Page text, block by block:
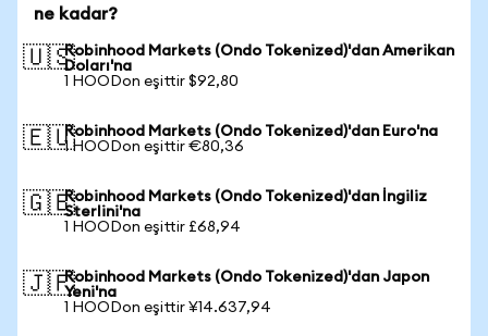
ne kadar?
🇺🇸Robinhood Markets (Ondo Tokenized)'dan Amerikan
Doları'na
1 HOODon eşittir $92,80
🇪🇺Robinhood Markets (Ondo Tokenized)'dan Euro'na
1 HOODon eşittir €80,36
🇬🇧Robinhood Markets (Ondo Tokenized)'dan İngiliz
Sterlini'na
1 HOODon eşittir £68,94
🇯🇵Robinhood Markets (Ondo Tokenized)'dan Japon
Yeni'na
1 HOODon eşittir ¥14.637,94